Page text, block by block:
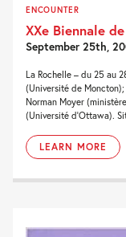
ENCOUNTER
XXe Biennale
September 25th,
La Rochelle – du 25 au
(Université de
Norman Moyer
(Université d’Ottawa).
LEARN MORE